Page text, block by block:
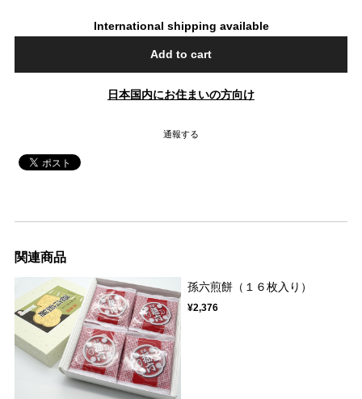
International shipping available
Add to cart
日本国内にお住まいの方向け
通報する
関連商品
孫六煎餅（１６枚入り）
¥2,376